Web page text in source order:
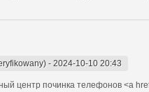
- 2024-10-10 20:43
центр починка телефонов <a